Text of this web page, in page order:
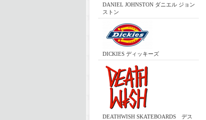
DANIEL JOHNSTON ダニエル ジョン
ストン
DICKIES ディッキーズ
DEATHWISH SKATEBOARDS デス